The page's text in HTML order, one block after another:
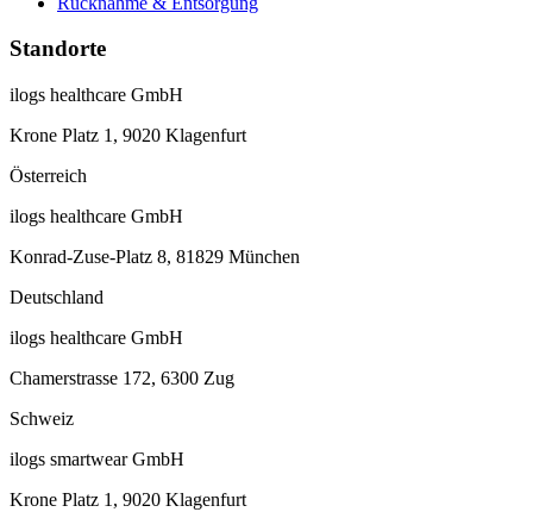
Standorte
ilogs healthcare GmbH
Krone Platz 1, 9020 Klagenfurt
Österreich
ilogs healthcare GmbH
Konrad-Zuse-Platz 8, 81829 München
Deutschland
ilogs healthcare GmbH
Chamerstrasse 172, 6300 Zug
Schweiz
ilogs smartwear GmbH
Krone Platz 1, 9020 Klagenfurt